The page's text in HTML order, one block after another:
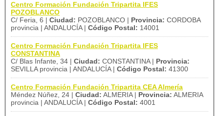
Centro Formación Fundación Tripartita IFES
POZOBLANCO
C/ Feria, 6 | Ciudad: POZOBLANCO | Provincia: CORDOBA
provincia | ANDALUCÍA | Código Postal: 14001
Centro Formación Fundación Tripartita IFES
CONSTANTINA
C/ Blas Infante, 34 | Ciudad: CONSTANTINA | Provincia:
SEVILLA provincia | ANDALUCÍA | Código Postal: 41300
Centro Formación Fundación Tripartita CEA Almería
Méndez Núñez, 24 | Ciudad: ALMERIA | Provincia: ALMERIA
provincia | ANDALUCÍA | Código Postal: 4001